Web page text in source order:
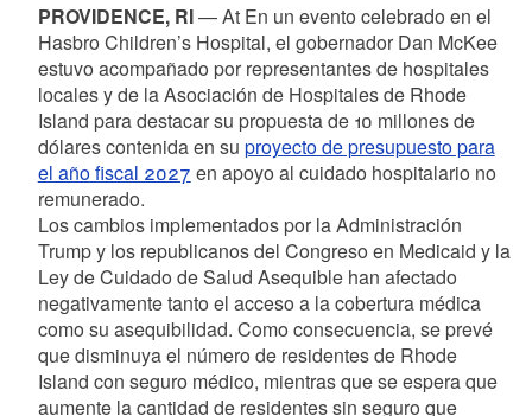
PROVIDENCE, RI— At En un evento celebrado en el
Hasbro Children’s Hospital, el gobernador Dan McKee
estuvo acompañado por representantes de hospitales
locales y de la Asociación de Hospitales de Rhode
Island para destacar su propuesta de 10 millones de
dólares contenida en su proyecto de presupuesto para
el año fiscal 2027 en apoyo al cuidado hospitalario no
remunerado.
Los cambios implementados por la Administración
Trump y los republicanos del Congreso en Medicaid y la
Ley de Cuidado de Salud Asequible han afectado
negativamente tanto el acceso a la cobertura médica
como su asequibilidad. Como consecuencia, se prevé
que disminuya el número de residentes de Rhode
Island con seguro médico, mientras que se espera que
aumente la cantidad de residentes sin seguro que